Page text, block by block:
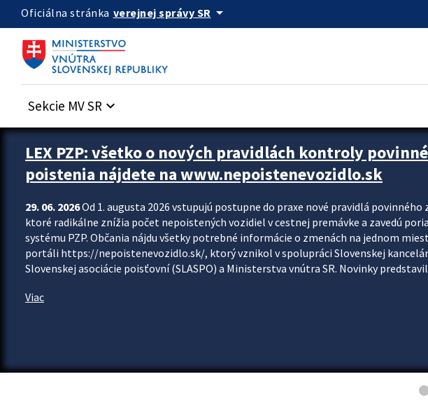
Preskocit na hlavný obsah
Oficiálna stránka verejnej správy SR arrow_drop_down
Sekcie MV SR keyboard_arrow_down
Zastavit automatický posun upútavok
LEX PZP: všetko o nových pravidlách kontroly
poistenia nájdete na www.nepoistenevozidlo.sk
29. 06. 2026Od 1. augusta 2026 vstupujú postupne do praxe nové pravidlá
ktoré radikálne znížia počet nepoistených vozidiel v cestnej premávke a zavedú
systému PZP. Občania nájdu všetky potrebné informácie o zmenách na jednom
portáli https://nepoistenevozidlo.sk/, ktorý vznikol v spolupráci Slovenskej
Slovenskej asociácie poisťovní (SLASPO) a Ministerstva vnútra SR. Novinky
Viac